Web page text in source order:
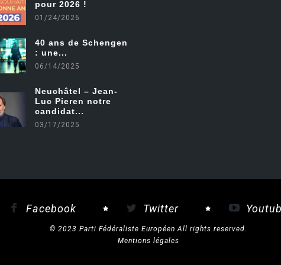
pour 2026 !
01/24/2026
40 ans de Schengen
: une...
06/14/2025
Neuchâtel – Jean-
Luc Pieren notre
candidat...
03/17/2025
Facebook Twitter
© 2023 Parti Fédéraliste Européen All rights reserved.
Mentions légales